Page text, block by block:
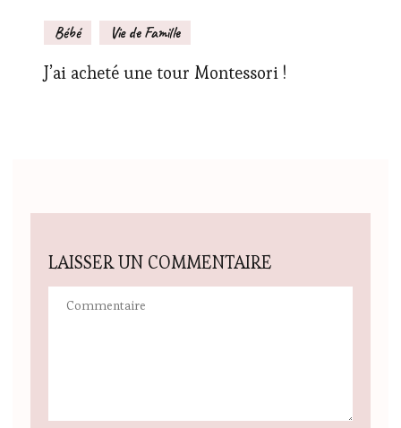
Bébé Vie de Famille
J’ai acheté une tour Montessori !
LAISSER UN COMMENTAIRE